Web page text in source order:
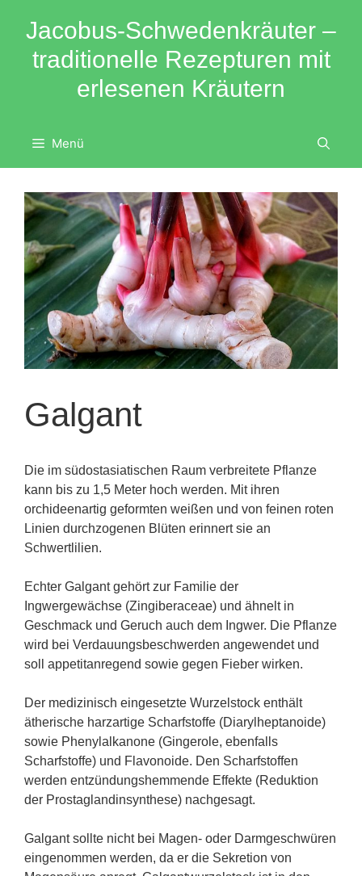
Jacobus-Schwedenkräuter –
traditionelle Rezepturen mit
erlesenen Kräutern
Menü
Galgant
Die im südostasiatischen Raum verbreitete Pflanze
kann bis zu 1,5 Meter hoch werden. Mit ihren
orchideenartig geformten weißen und von feinen roten
Linien durchzogenen Blüten erinnert sie an
Schwertlilien.
Echter Galgant gehört zur Familie der
Ingwergewächse (Zingiberaceae) und ähnelt in
Geschmack und Geruch auch dem Ingwer. Die Pflanze
wird bei Verdauungsbeschwerden angewendet und
soll appetitanregend sowie gegen Fieber wirken.
Der medizinisch eingesetzte Wurzelstock enthält
ätherische harzartige Scharfstoffe (Diarylheptanoide)
sowie Phenylalkanone (Gingerole, ebenfalls
Scharfstoffe) und Flavonoide. Den Scharfstoffen
werden entzündungshemmende Effekte (Reduktion
der Prostaglandinsynthese) nachgesagt.
Galgant sollte nicht bei Magen- oder Darmgeschwüren
eingenommen werden, da er die Sekretion von